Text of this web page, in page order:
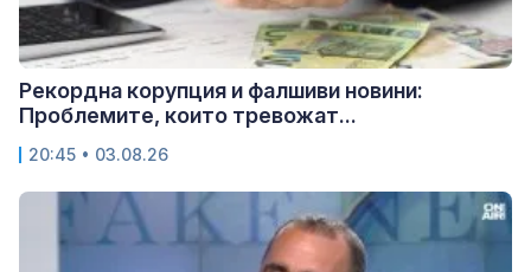
Рекордна корупция и фалшиви новини:
Проблемите, които тревожат...
20:45 • 03.08.26